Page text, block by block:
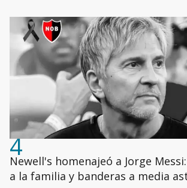
4
Newell's homenajeó a Jorge
a la familia y banderas a media